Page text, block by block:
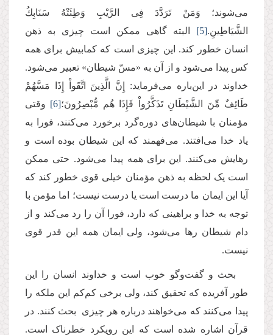
می‌شوند؛ وَمَنْ تَرَدَّدَ فِی الرَّیْبِ وَطِئَتْهُ سَنَابِكُ
الشَّیَاطِینِ.[5] البته گاهی ممکن است چیزی به ذهن
انسان خطور کند. این چیزی است که کمابیش برای همه
کس پیدا می‌شود و از آن به «مسّ شیطان» تعبیر می‌شود.
خداوند در این‌باره می‌فرماید: إِنَّ الَّذِینَ اتَّقَواْ إِذَا مَسَّهُمْ
طَائِفٌ مِّنَ الشَّیْطَانِ تَذَكَّرُواْ فَإِذَا هُم مُّبْصِرُونَ؛[6] وقتی
مؤمنان با شیطان‌های دوره‌گرد برخورد می‌کنند، فورا به
یاد خدا می‌افتند. می‌فهمند که این شیطان بوده است و
رهایش می‌کنند. این برای همه پیدا می‌شود. حتی ممکن
است یک لحظه به ذهن مؤمنان خیلی قوی خطور کند که
آیا این ایمان ما درست است یا درست نیست؛ اما مؤمن با
توجه به خدا و براهینی که دارد، فورا آن را رد می‌کند و از
دام شیطان رها می‌شود، ولی ایمان همه این قدر قوی
نیست.
بحث و گفت‌وگو خوب است و خداوند انسان را این
طور آفریده که تحقیق کند، ولی برخی کم‌کم این ملکه را
پیدا می‌کنند که می‌خواهند درباره هر چیزی بحث کنند. در
قرآن اشاره شده است که این رویکرد خطرناک است.